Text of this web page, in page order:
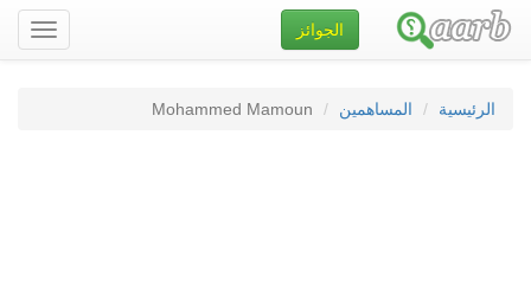
تصفح
الموقع
الجوائز
الرئيسية المساهمين Mohammed Mamoun